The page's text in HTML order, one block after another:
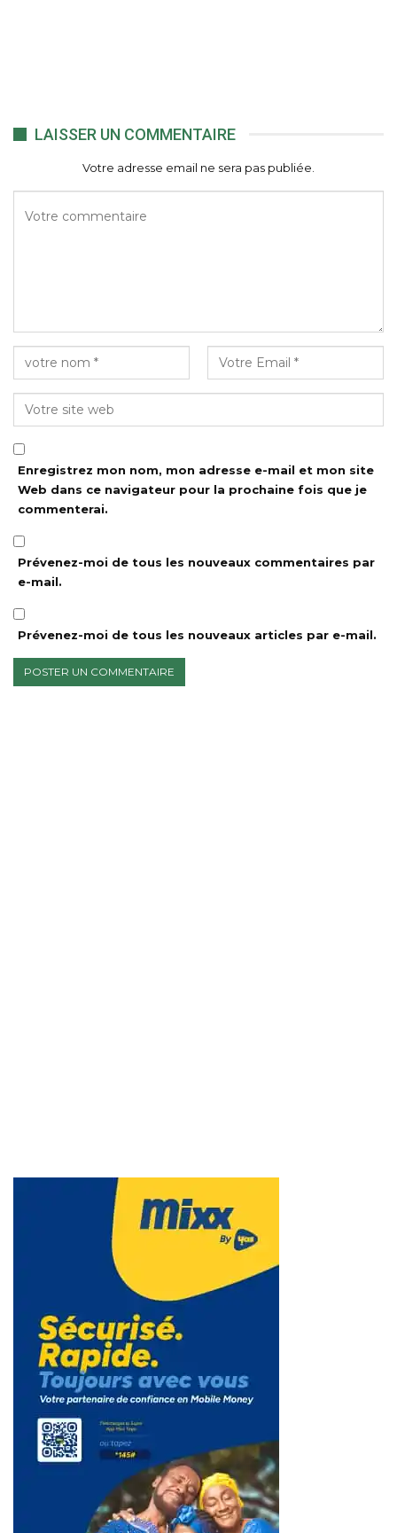
LAISSER UN COMMENTAIRE
Votre adresse email ne sera pas publiée.
Enregistrez mon nom, mon adresse e-mail et mon site
Web dans ce navigateur pour la prochaine fois que je
commenterai.
Prévenez-moi de tous les nouveaux commentaires par
e-mail.
Prévenez-moi de tous les nouveaux articles par e-mail.